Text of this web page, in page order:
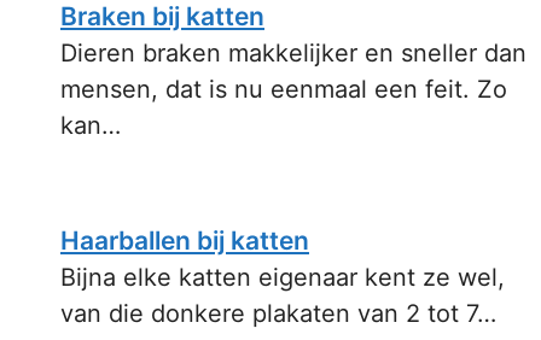
Braken bij katten
Dieren braken makkelijker en sneller dan
mensen, dat is nu eenmaal een feit. Zo
kan…
Haarballen bij katten
Bijna elke katten eigenaar kent ze wel,
van die donkere plakaten van 2 tot 7…